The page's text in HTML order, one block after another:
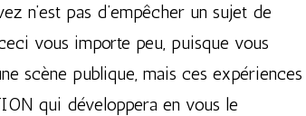
n’est pas d’empêcher un sujet de
vous importe peu, puisque vous
scène publique, mais ces expériences
qui développera en vous le